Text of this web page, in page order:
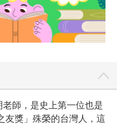
師，是史上第一位也是
友獎」殊榮的台灣人，這